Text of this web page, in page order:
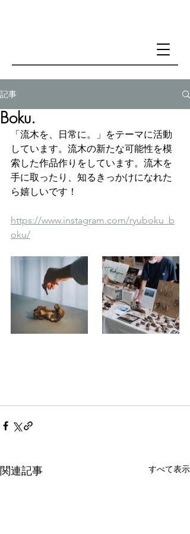
記事
Boku.
「流木を、日常に。」をテーマに活動
しています。流木の新たな可能性を模
索した作品作りをしています。流木を
手に取ったり、知るきっかけになれた
ら嬉しいです！
https://www.instagram.com/ryuboku_b
oku/
関連記事 すべて表示